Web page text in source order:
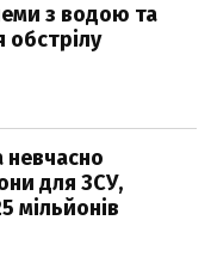
з водою та
обстрілу
невчасно
для ЗСУ,
мільйонів